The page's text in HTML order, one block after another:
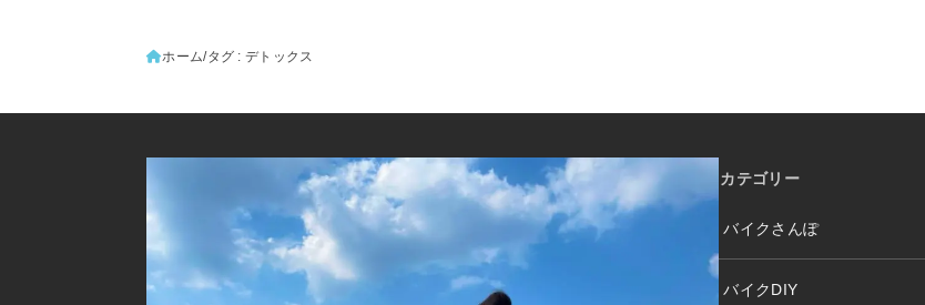
ホーム タグ : デトックス
カテゴリー
バイクさんぽ
バイクDIY